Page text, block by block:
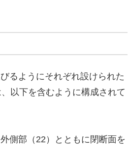
るようにそれぞれ設けられた
以下を含むように構成されて
側部（22）とともに閉断面を